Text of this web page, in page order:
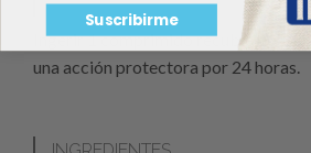
Ingerir 1 comprimido recubierto por
una acción protectora por 24 horas.
Suscribirme